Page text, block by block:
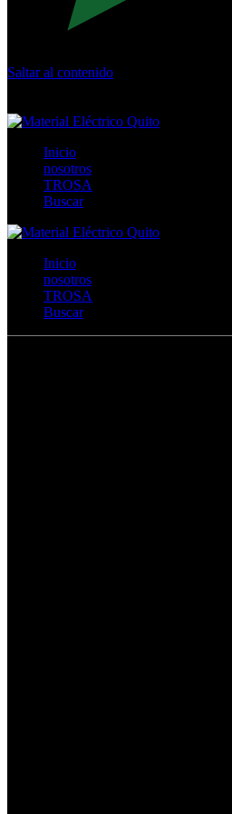
Saltar al contenido
Inicio
nosotros
TROSA
Buscar
Inicio
nosotros
TROSA
Buscar